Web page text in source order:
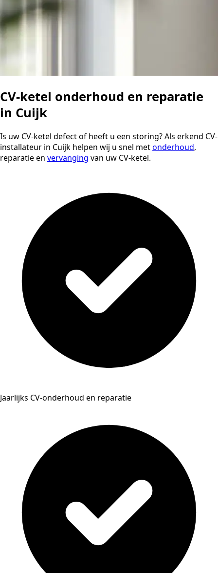
CV-ketel onderhoud en reparatie
in Cuijk
Is uw CV-ketel defect of heeft u een storing? Als erkend CV-
installateur in Cuijk helpen wij u snel metonderhoud,
reparatie en vervanging van uw CV-ketel.
Jaarlijks CV-onderhoud en reparatie